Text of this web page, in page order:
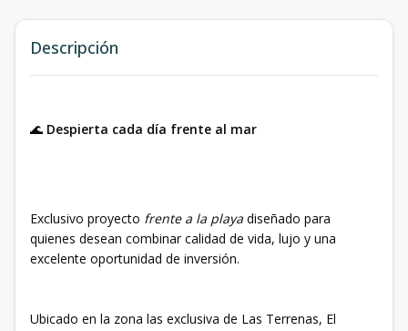
Descripción
🌊 Despierta cada día frente al mar
Exclusivo proyecto frente a la playa diseñado para
quienes desean combinar calidad de vida, lujo y una
excelente oportunidad de inversión.
Ubicado en la zona las exclusiva de Las Terrenas, El